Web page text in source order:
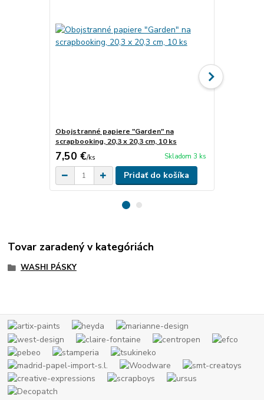
Obojstranné papiere "Garden" na
scrapbooking, 20,3 x 20,3 cm, 10 ks
7,50 €/ks Skladom 3 ks
Pridať do košíka
Tovar zaradený v kategóriách
WASHI PÁSKY